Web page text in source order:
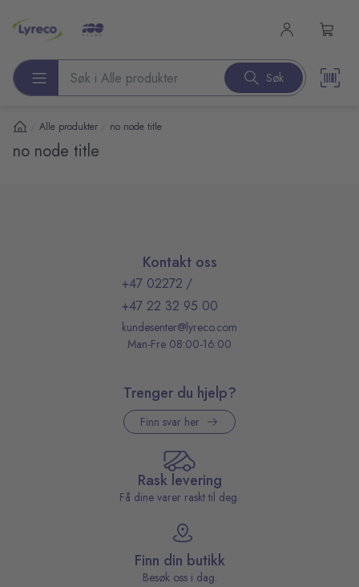
Søk etter produkter Søk
Alle produkter no node title
no node title
Kontakt oss
+47 02272 /
+47 22 32 95 00
kundesenter@lyreco.com
Man-Fre 08:00-16:00
Trenger du hjelp?
Finn svar her
Rask levering
Få dine varer raskt til deg.
Finn din butikk
Besøk oss i dag.